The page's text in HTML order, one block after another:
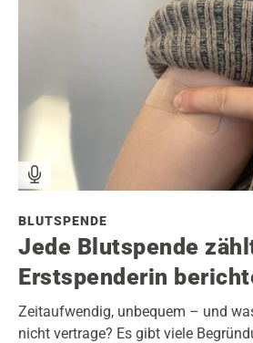
BLUTSPENDE
Jede Blutspende
Erstspenderin
Zeitaufwendig, unbequem – und
nicht vertrage? Es gibt viele